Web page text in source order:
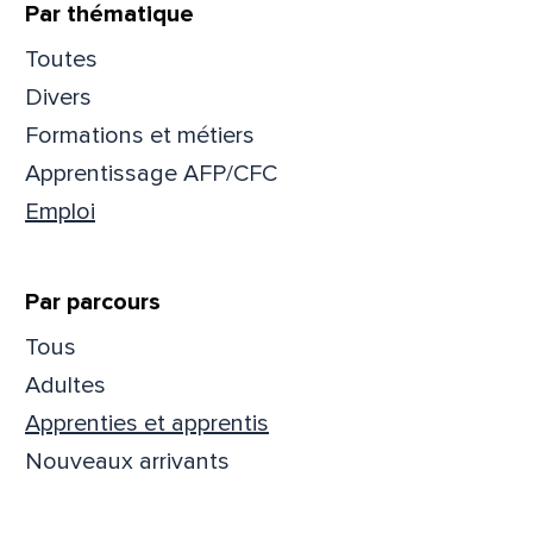
Par thématique
Toutes
Divers
Formations et métiers
Apprentissage AFP/CFC
Emploi
Par parcours
Tous
Adultes
Apprenties et apprentis
Nouveaux arrivants